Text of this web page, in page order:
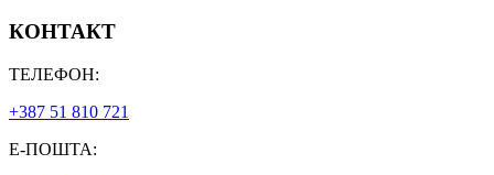
КОНТАКТ
ТЕЛЕФОН:
+387 51 810 721
Е-ПОШТА: